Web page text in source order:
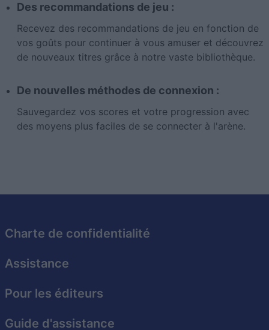
Des recommandations de jeu :
Recevez des recommandations de jeu en fonction de
vos goûts pour continuer à vous amuser et découvrez
de nouveaux titres grâce à notre vaste bibliothèque.
De nouvelles méthodes de connexion :
Sauvegardez vos scores et votre progression avec
des moyens plus faciles de se connecter à l'arène.
Charte de confidentialité
Assistance
Pour les éditeurs
Guide d'assistance